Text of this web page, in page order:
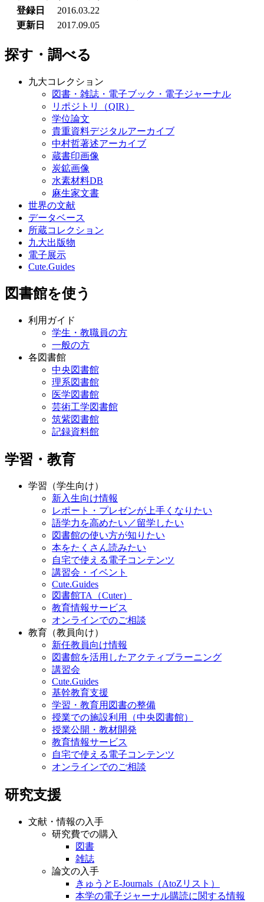
登録日
2016.03.22
更新日
2017.09.05
探す・調べる
九大コレクション
図書・雑誌・電子ブック・電子ジャーナル
リポジトリ（QIR）
学位論文
貴重資料デジタルアーカイブ
中村哲著述アーカイブ
蔵書印画像
炭鉱画像
水素材料DB
麻生家文書
世界の文献
データベース
所蔵コレクション
九大出版物
電子展示
Cute.Guides
図書館を使う
利用ガイド
学生・教職員の方
一般の方
各図書館
中央図書館
理系図書館
医学図書館
芸術工学図書館
筑紫図書館
記録資料館
学習・教育
学習（学生向け）
新入生向け情報
レポート・プレゼンが上手くなりたい
語学力を高めたい／留学したい
図書館の使い方が知りたい
本をたくさん読みたい
自宅で使える電子コンテンツ
講習会・イベント
Cute.Guides
図書館TA（Cuter）
教育情報サービス
オンラインでのご相談
教育（教員向け）
新任教員向け情報
図書館を活用したアクティブラーニング
講習会
Cute.Guides
基幹教育支援
学習・教育用図書の整備
授業での施設利用（中央図書館）
授業公開・教材開発
教育情報サービス
自宅で使える電子コンテンツ
オンラインでのご相談
研究支援
文献・情報の入手
研究費での購入
図書
雑誌
論文の入手
きゅうとE-Journals（AtoZリスト）
本学の電子ジャーナル購読に関する情報